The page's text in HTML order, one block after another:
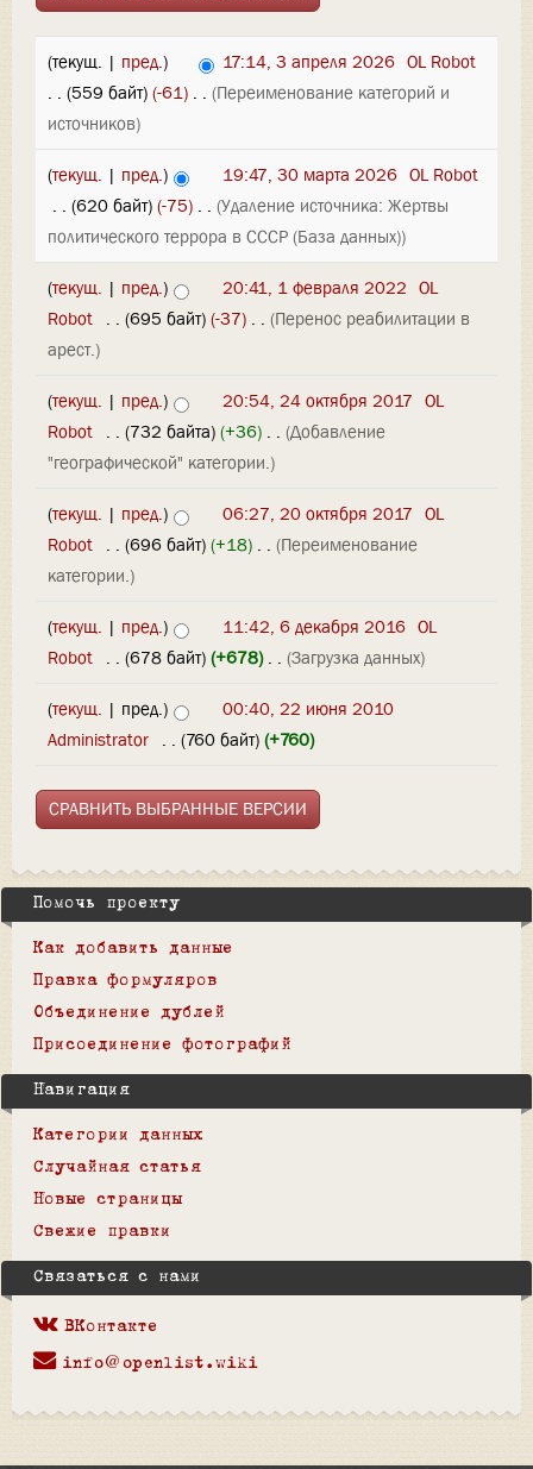
(текущ. | пред.) 17:14, 3 апреля 2026 OL Robot
. . (559 байт) (-61) . . (Переименование категорий и
источников)
(текущ. | пред.) 19:47, 30 марта 2026 OL Robot
. . (620 байт) (-75) . . (Удаление источника: Жертвы
политического террора в СССР (База данных))
(текущ. | пред.) 20:41, 1 февраля 2022 OL
Robot . . (695 байт) (-37) . . (Перенос реабилитации в
арест.)
(текущ. | пред.) 20:54, 24 октября 2017 OL
Robot . . (732 байта) (+36) . . (Добавление
"географической" категории.)
(текущ. | пред.) 06:27, 20 октября 2017 OL
Robot . . (696 байт) (+18) . . (Переименование
категории.)
(текущ. | пред.) 11:42, 6 декабря 2016 OL
Robot . . (678 байт) (+678)‎ . . (Загрузка данных)
(текущ. | пред.)
00:40, 22 июня 2010
Administrator . . (760 байт) (+760)
Помочь проекту
Как добавить данные
Правка формуляров
Объединение дублей
Присоединение фотографий
Навигация
Категории данных
Случайная статья
Новые страницы
Свежие правки
Связаться с нами
ВКонтакте
info@openlist.wiki